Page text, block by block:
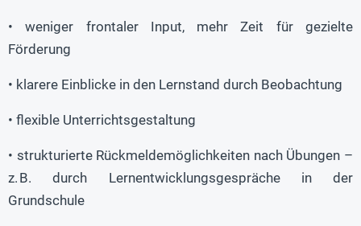
• weniger frontaler Input, mehr Zeit für gezielte
Förderung
• klarere Einblicke in den Lernstand durch Beobachtung
• flexible Unterrichtsgestaltung
• strukturierte Rückmeldemöglichkeiten nach Übungen –
z. B. durch Lernentwicklungsgespräche in der
Grundschule